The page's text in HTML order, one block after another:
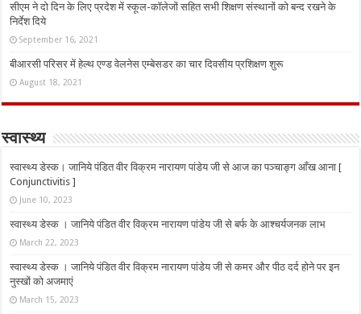
सीएम ने दो दिन के लिए प्रदेश में स्कूल-कॉलेजों सहित सभी शिक्षण संस्थानों को बन्द रखने के
निर्देश दिये
September 16, 2021
बीआरसी परिसर में हेल्थ एण्ड वेलनेस एम्बेसडर का चार दिवसीय प्रशिक्षण शुरू
August 18, 2021
स्वास्थ्य
स्वास्थ्य डेस्क। जानिये पंडित वीर विक्रम नारायण पांडेय जी से आज का पञ्चाङ्ग आँख आना [
Conjunctivitis ]
June 10, 2023
स्वास्थ्य डेस्क । जानिये पंडित वीर विक्रम नारायण पांडेय जी से बर्फ के आश्चर्यजनक लाभ
March 22, 2023
स्वास्थ्य डेस्क । जानिये पंडित वीर विक्रम नारायण पांडेय जी से कमर और पीठ दर्द होने पर इन
नुस्‍खों को अजमाएं
March 15, 2023